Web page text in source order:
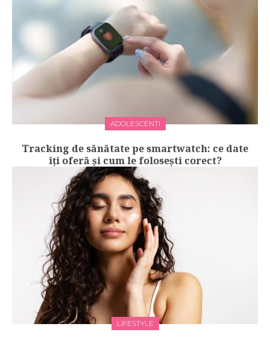
ADOLESCENTI
Tracking de sănătate pe smartwatch: ce date
îți oferă și cum le folosești corect?
LIFESTYLE